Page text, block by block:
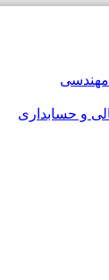
مهندسی
و حسابداری